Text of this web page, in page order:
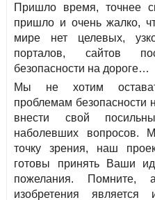
Пришло время, точнее
пришло и очень жалко,
мире нет целевых,
порталов, сайтов
безопасности на дороге…
Мы не хотим
проблемам безопасности
внести свой
наболевших вопросов.
точку зрения, наш
готовы принять Ваши
пожелания. Помните,
изобретения является